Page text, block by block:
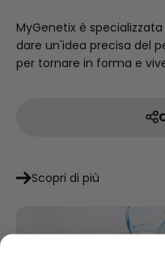
MyGenetix è
dare un'idea precisa del
per tornare in forma e
Scopri di più